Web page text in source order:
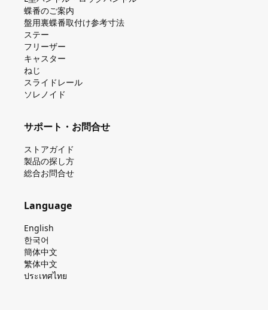
蝶番のご案内
盤⽤裏蝶番取付け参考⼨法
ステー
フリーザー
キャスター
ねじ
スライドレール
ソレノイド
サポート・お問合せ
ストアガイド
製品の探し⽅
総合お問合せ
Language
English
한국어
簡体中文
繁体中文
ประเทศไทย